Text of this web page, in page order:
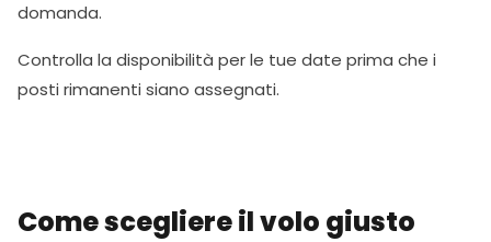
domanda.
Controlla la disponibilità per le tue date prima che i
posti rimanenti siano assegnati.
Come scegliere il volo giusto